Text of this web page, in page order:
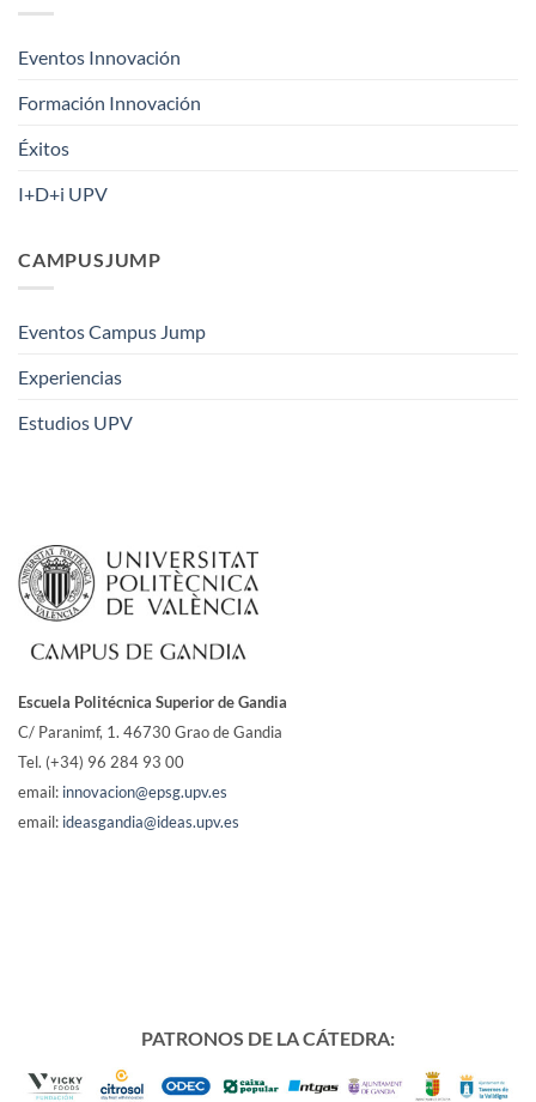
Eventos Innovación
Formación Innovación
Éxitos
I+D+i UPV
CAMPUSJUMP
Eventos Campus Jump
Experiencias
Estudios UPV
Escuela Politécnica Superior de Gandia
C/ Paranimf, 1. 46730 Grao de Gandia
Tel. (+34) 96 284 93 00
email: innovacion@epsg.upv.es
email: ideasgandia@ideas.upv.es
PATRONOS DE LA CÁTEDRA: